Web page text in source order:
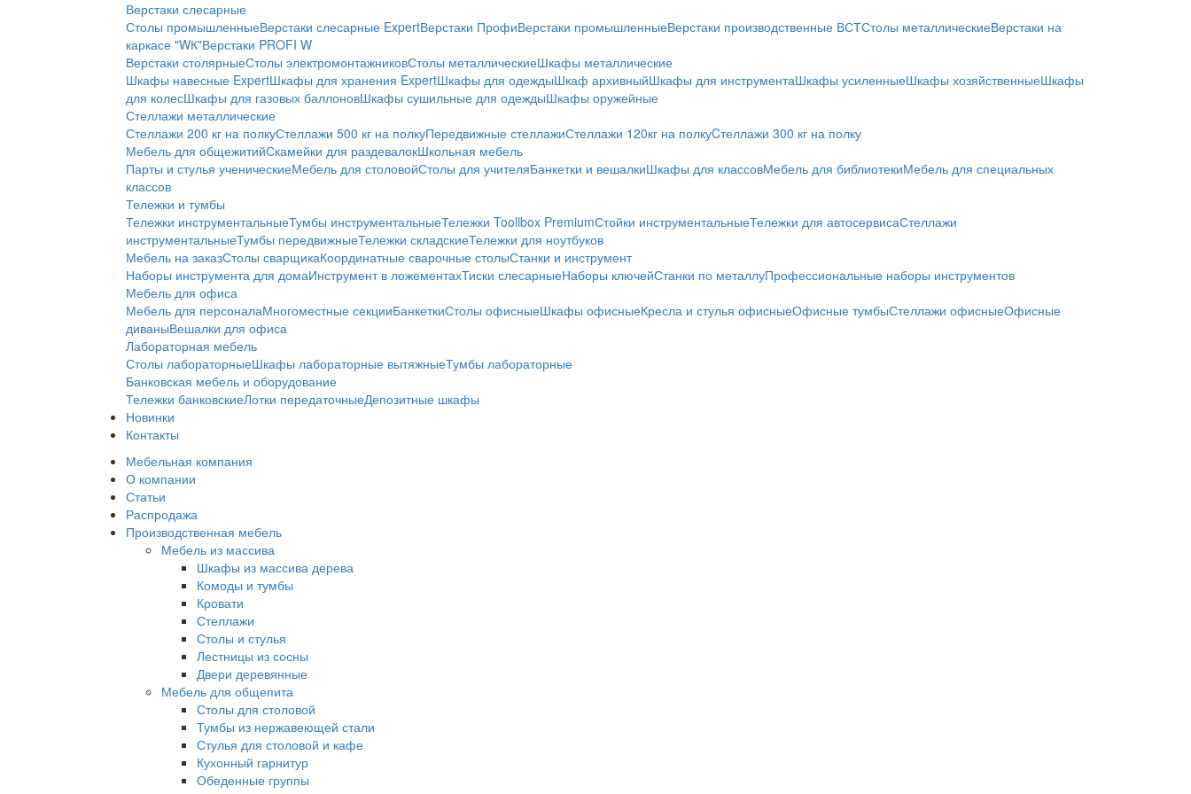
Верстаки слесарные
Столы промышленныеВерстаки слесарные ExpertВерстаки ПрофиВерстаки промышленныеВерстаки производственные ВСТСтолы металлическиеВерстаки на
каркасе "WК"Верстаки PROFI W
Верстаки столярныеСтолы электромонтажниковСтолы металлическиеШкафы металлические
Шкафы навесные ExpertШкафы для хранения ExpertШкафы для одеждыШкаф архивныйШкафы для инструментаШкафы усиленныеШкафы хозяйственныеШкафы
для колесШкафы для газовых баллоновШкафы сушильные для одеждыШкафы оружейные
Стеллажи металлические
Стеллажи 200 кг на полкуСтеллажи 500 кг на полкуПередвижные стеллажиСтеллажи 120кг на полкуCтеллажи 300 кг на полку
Мебель для общежитийСкамейки для раздевалокШкольная мебель
Парты и стулья ученическиеМебель для столовойСтолы для учителяБанкетки и вешалкиШкафы для классовМебель для библиотекиМебель для специальных
классов
Тележки и тумбы
Тележки инструментальныеТумбы инструментальныеТележки Toollbox PremiumСтойки инструментальныеТележки для автосервисаСтеллажи
инструментальныеТумбы передвижныеТележки складскиеТележки для ноутбуков
Мебель на заказСтолы сварщикаКоординатные сварочные столыСтанки и инструмент
Наборы инструмента для домаИнструмент в ложементахТиски слесарныеНаборы ключейСтанки по металлуПрофессиональные наборы инструментов
Мебель для офиса
Мебель для персоналаМногоместные секцииБанкеткиСтолы офисныеШкафы офисныеКресла и стулья офисныеОфисные тумбыСтеллажи офисныеОфисные
диваныВешалки для офиса
Лабораторная мебель
Столы лабораторныеШкафы лабораторные вытяжныеТумбы лабораторные
Банковская мебель и оборудование
Тележки банковскиеЛотки передаточныеДепозитные шкафы
Новинки
Контакты
Мебельная компания
О компании
Статьи
Распродажа
Производственная мебель
Мебель из массива
Шкафы из массива дерева
Комоды и тумбы
Кровати
Стеллажи
Столы и стулья
Лестницы из сосны
Двери деревянные
Мебель для общепита
Столы для столовой
Тумбы из нержавеющей стали
Стулья для столовой и кафе
Кухонный гарнитур
Обеденные группы